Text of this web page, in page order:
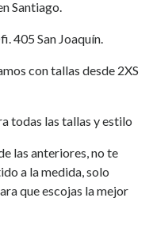
Santiago.
405 San Joaquín.
con tallas desde 2XS
todas las tallas y estilo
las anteriores, no te
a la medida, solo
que escojas la mejor